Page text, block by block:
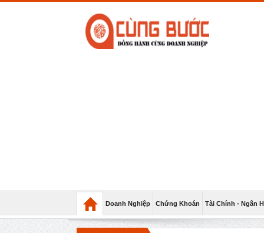
Doanh Nghiệp Chứng Khoán Tài Chính - Ngân